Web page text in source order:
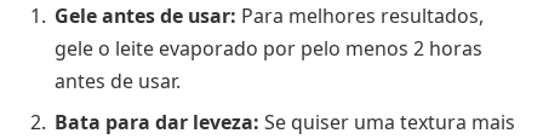
Gele antes de usar: Para melhores resultados,
gele o leite evaporado por pelo menos 2 horas
antes de usar.
Bata para dar leveza: Se quiser uma textura mais